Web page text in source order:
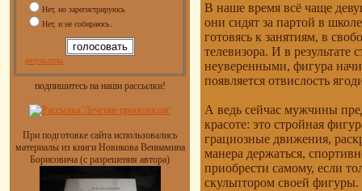
Нет, но зарегистрируюсь
Нет, и не собираюсь.
результаты
подпишитесь на наши рассылки!
При подготовке сайта использовались
материалы из книги Новикова Вениамина
Борисовича (с разрешения автора)
В наше время всё чаще
они сидят за партой в
готовясь к занятиям, в
телевизора. И в
неуверенными, фигура
появляется отвислость
А ведь сейчас мужчины
красоте: это стройная
грациозные движения,
манера держаться,
приобрести самому, если
скульптором своей фигуры.